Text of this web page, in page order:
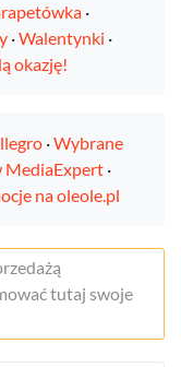
tutaj swoje
·
·Walentynki ·
okazję!
·Wybrane
MediaExpert ·
na oleole.pl